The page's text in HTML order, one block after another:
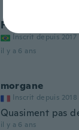
Fernando
Inscrit depuis 2017
il y a 6 ans
morgane
Inscrit depuis 2018
Quasiment pas
il y a 6 ans